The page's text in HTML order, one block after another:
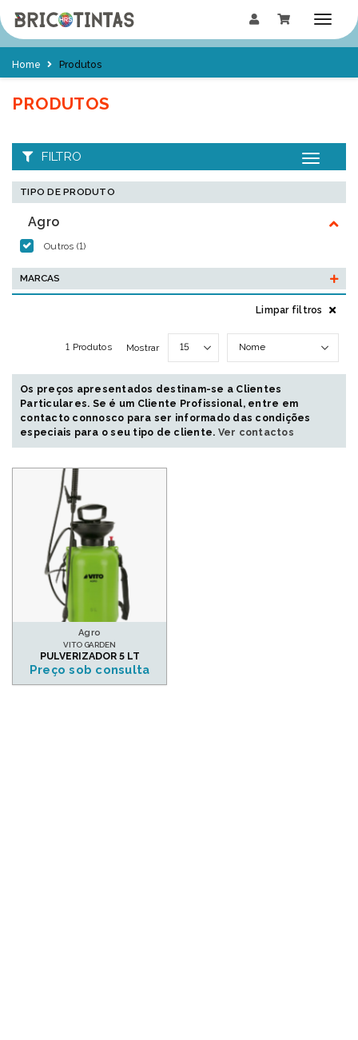
Home Produtos
PRODUTOS
Toggle
FILTRO
TIPO DE PRODUTO
Agro
Outros (1)
MARCAS
Limpar filtros
Mostrar
1 Produtos
Os preços apresentados destinam-se a Clientes
Particulares. Se é um Cliente Profissional, entre em
contacto connosco para ser informado das condições
especiais para o seu tipo de cliente. Ver contactos
Agro
VITO GARDEN
PULVERIZADOR 5 LT
Preço sob consulta